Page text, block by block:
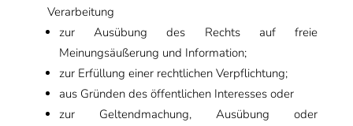
Verarbeitung
zur Ausübung des Rechts auf freie
Meinungsäußerung und Information;
zur Erfüllung einer rechtlichen Verpflichtung;
aus Gründen des öffentlichen Interesses oder
zur Geltendmachung, Ausübung oder